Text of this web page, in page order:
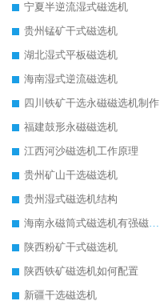
宁夏半逆流湿式磁选机
贵州锰矿干式磁选机
湖北湿式平板磁选机
海南湿式逆流磁选机
四川铁矿干选永磁磁选机制作
福建鼓形永磁磁选机
江西河沙磁选机工作原理
贵州矿山干选磁选机
贵州湿式磁选机结构
海南永磁筒式磁选机有强磁的吗
陕西粉矿干式磁选机
陕西铁矿磁选机如何配置
新疆干选磁选机